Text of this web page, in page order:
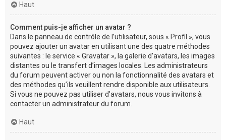
Haut
Comment puis-je afficher un avatar ?
Dans le panneau de contrôle de l’utilisateur, sous « Profil », vous
pouvez ajouter un avatar en utilisant une des quatre méthodes
suivantes : le service « Gravatar », la galerie d’avatars, les images
distantes ou le transfert d’images locales. Les administrateurs
du forum peuvent activer ou non la fonctionnalité des avatars et
des méthodes qu’ils veuillent rendre disponible aux utilisateurs.
Si vous ne pouvez pas utiliser d’avatars, nous vous invitons à
contacter un administrateur du forum.
Haut